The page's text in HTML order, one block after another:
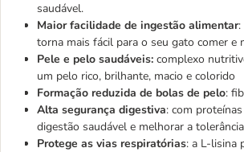
saudável.
Maior facilidade de ingestão alimentar:
torna mais fácil para o seu gato comer e
Pele e pelo saudáveis: complexo
um pelo rico, brilhante, macio e colorido
Formação reduzida de bolas de pelo:
Alta segurança digestiva: com
digestão saudável e melhorar a tolerância
Protege as vias respiratórias: a L-lisina